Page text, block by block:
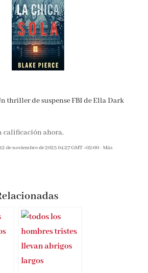
thriller de suspense FBI de Ella
calificación ahora.
de noviembre de 2025 04:27 GMT +02:00 -